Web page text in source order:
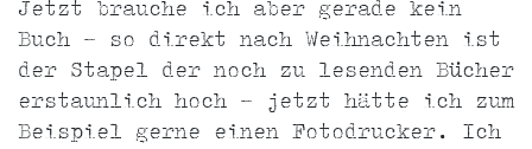
Jetzt brauche ich aber gerade kein
Buch - so direkt nach Weihnachten ist
der Stapel der noch zu lesenden Bücher
erstaunlich hoch - jetzt hätte ich zum
Beispiel gerne einen Fotodrucker. Ich